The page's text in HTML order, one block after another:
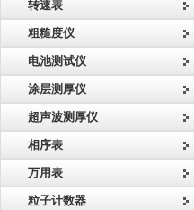
转速表
粗糙度仪
电池测试仪
涂层测厚仪
超声波测厚仪
相序表
万用表
粒子计数器